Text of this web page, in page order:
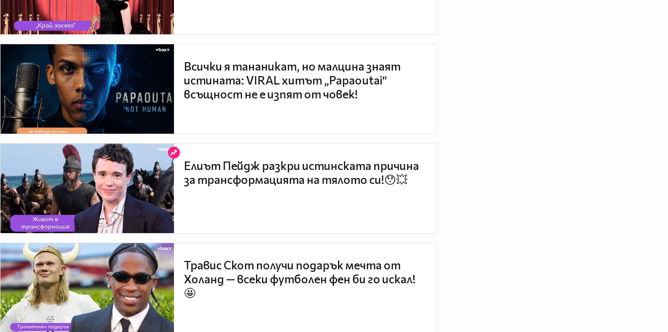
Всички я тананикат, но малцина знаят
истината: VIRAL хитът „Papaoutai“
всъщност не е изпят от човек!
Елиът Пейдж разкри истинската причина
за трансформацията на тялото си!😯💥
Травис Скот получи подарък мечта от
Холанд — всеки футболен фен би го искал!
🤩